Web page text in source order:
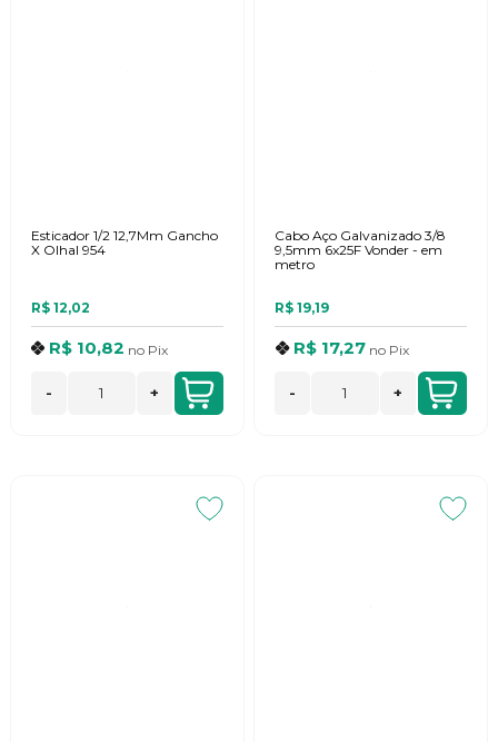
Esticador 1/2 12,7Mm Gancho
X Olhal 954
R$ 12,02
R$ 10,82 no Pix
- +
Cabo Aço Galvanizado 3/8
9,5mm 6x25F Vonder - em
metro
R$ 19,19
R$ 17,27 no Pix
- +